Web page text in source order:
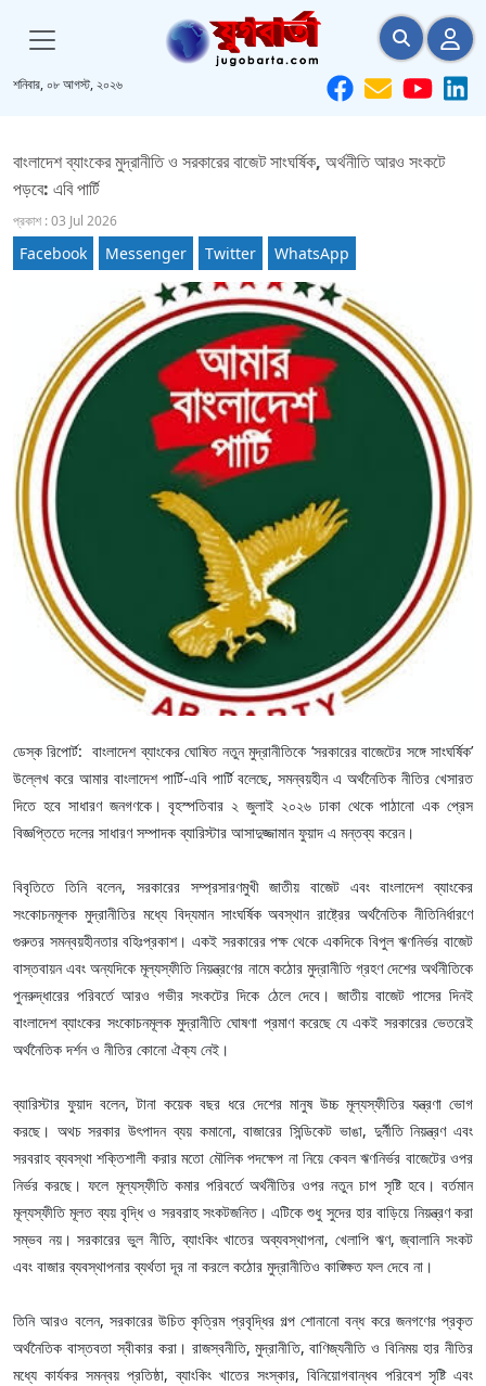
শনিবার, ০৮ আগস্ট, ২০২৬
বাংলাদেশ ব্যাংকের মুদ্রানীতি ও সরকারের বাজেট সাংঘর্ষিক, অর্থনীতি আরও সংকটে
পড়বে: এবি পার্টি
প্রকাশ : 03 Jul 2026
Facebook Messenger Twitter WhatsApp
ডেস্ক রিপোর্ট: বাংলাদেশ ব্যাংকের ঘোষিত নতুন মুদ্রানীতিকে ‘সরকারের বাজেটের সঙ্গে সাংঘর্ষিক’
উল্লেখ করে আমার বাংলাদেশ পার্টি-এবি পার্টি বলেছে, সমন্বয়হীন এ অর্থনৈতিক নীতির খেসারত
দিতে হবে সাধারণ জনগণকে। বৃহস্পতিবার ২ জুলাই ২০২৬ ঢাকা থেকে পাঠানো এক প্রেস
বিজ্ঞপ্তিতে দলের সাধারণ সম্পাদক ব্যারিস্টার আসাদুজ্জামান ফুয়াদ এ মন্তব্য করেন।
বিবৃতিতে তিনি বলেন, সরকারের সম্প্রসারণমুখী জাতীয় বাজেট এবং বাংলাদেশ ব্যাংকের
সংকোচনমূলক মুদ্রানীতির মধ্যে বিদ্যমান সাংঘর্ষিক অবস্থান রাষ্ট্রের অর্থনৈতিক নীতিনির্ধারণে
গুরুতর সমন্বয়হীনতার বহিঃপ্রকাশ। একই সরকারের পক্ষ থেকে একদিকে বিপুল ঋণনির্ভর বাজেট
বাস্তবায়ন এবং অন্যদিকে মূল্যস্ফীতি নিয়ন্ত্রণের নামে কঠোর মুদ্রানীতি গ্রহণ দেশের অর্থনীতিকে
পুনরুদ্ধারের পরিবর্তে আরও গভীর সংকটের দিকে ঠেলে দেবে। জাতীয় বাজেট পাসের দিনই
বাংলাদেশ ব্যাংকের সংকোচনমূলক মুদ্রানীতি ঘোষণা প্রমাণ করেছে যে একই সরকারের ভেতরেই
অর্থনৈতিক দর্শন ও নীতির কোনো ঐক্য নেই।
ব্যারিস্টার ফুয়াদ বলেন, টানা কয়েক বছর ধরে দেশের মানুষ উচ্চ মূল্যস্ফীতির যন্ত্রণা ভোগ
করছে। অথচ সরকার উৎপাদন ব্যয় কমানো, বাজারের সিন্ডিকেট ভাঙা, দুর্নীতি নিয়ন্ত্রণ এবং
সরবরাহ ব্যবস্থা শক্তিশালী করার মতো মৌলিক পদক্ষেপ না নিয়ে কেবল ঋণনির্ভর বাজেটের ওপর
নির্ভর করছে। ফলে মূল্যস্ফীতি কমার পরিবর্তে অর্থনীতির ওপর নতুন চাপ সৃষ্টি হবে। বর্তমান
মূল্যস্ফীতি মূলত ব্যয় বৃদ্ধি ও সরবরাহ সংকটজনিত। এটিকে শুধু সুদের হার বাড়িয়ে নিয়ন্ত্রণ করা
সম্ভব নয়। সরকারের ভুল নীতি, ব্যাংকিং খাতের অব্যবস্থাপনা, খেলাপি ঋণ, জ্বালানি সংকট
এবং বাজার ব্যবস্থাপনার ব্যর্থতা দূর না করলে কঠোর মুদ্রানীতিও কাঙ্ক্ষিত ফল দেবে না।
তিনি আরও বলেন, সরকারের উচিত কৃত্রিম প্রবৃদ্ধির গল্প শোনানো বন্ধ করে জনগণের প্রকৃত
অর্থনৈতিক বাস্তবতা স্বীকার করা। রাজস্বনীতি, মুদ্রানীতি, বাণিজ্যনীতি ও বিনিময় হার নীতির
মধ্যে কার্যকর সমন্বয় প্রতিষ্ঠা, ব্যাংকিং খাতের সংস্কার, বিনিয়োগবান্ধব পরিবেশ সৃষ্টি এবং